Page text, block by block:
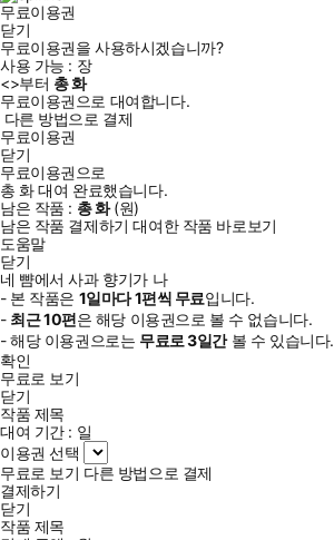
무료이용권
닫기
무료이용권을 사용하시겠습니까?
사용 가능 : 장
<>부터 총화
무료이용권으로 대여합니다.
다른 방법으로 결제
무료이용권
닫기
무료이용권으로
총 화대여 완료했습니다.
남은 작품 : 총화(원)
남은 작품 결제하기 대여한 작품 바로보기
도움말
닫기
네 뺨에서 사과 향기가 나
- 본 작품은 1일마다1편씩 무료입니다.
- 최근10편은 해당 이용권으로 볼 수 없습니다.
- 해당 이용권으로는 무료로3일간볼 수 있습니다.
확인
무료로 보기
닫기
작품 제목
대여 기간 : 일
이용권 선택
무료로 보기 다른 방법으로 결제
결제하기
닫기
작품 제목